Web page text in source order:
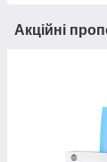
Акційні